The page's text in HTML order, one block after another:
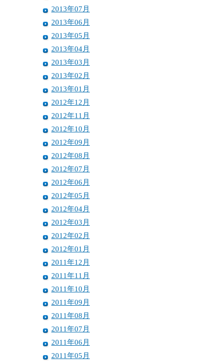
2013年07月
2013年06月
2013年05月
2013年04月
2013年03月
2013年02月
2013年01月
2012年12月
2012年11月
2012年10月
2012年09月
2012年08月
2012年07月
2012年06月
2012年05月
2012年04月
2012年03月
2012年02月
2012年01月
2011年12月
2011年11月
2011年10月
2011年09月
2011年08月
2011年07月
2011年06月
2011年05月